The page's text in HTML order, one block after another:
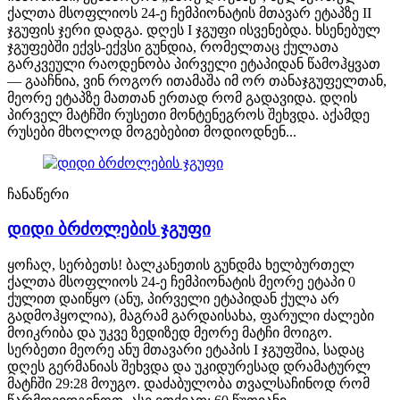
ქალთა მსოფლიოს 24-ე ჩემპიონატის მთავარ ეტაპზე II
ჯგუფის ჯერი დადგა. დღეს I ჯგუფი ისვენებდა. ხსენებულ
ჯგუფებში ექვს-ექვსი გუნდია, რომელთაც ქულათა
გარკვეული რაოდენობა პირველი ეტაპიდან წამოჰყვათ
— გააჩნია, ვინ როგორ ითამაშა იმ ორ თანაჯგუფელთან,
მეორე ეტაპზე მათთან ერთად რომ გადავიდა. დღის
პირველ მატჩში რუსეთი მონტენეგროს შეხვდა. აქამდე
რუსები მხოლოდ მოგებებით მოდიოდნენ...
ჩანაწერი
დიდი ბრძოლების ჯგუფი
ყოჩაღ, სერბეთს! ბალკანეთის გუნდმა ხელბურთელ
ქალთა მსოფლიოს 24-ე ჩემპიონატის მეორე ეტაპი 0
ქულით დაიწყო (ანუ, პირველი ეტაპიდან ქულა არ
გადმოჰყოლია), მაგრამ გარდაისახა, ფარული ძალები
მოიკრიბა და უკვე ზედიზედ მეორე მატჩი მოიგო.
სერბეთი მეორე ანუ მთავარი ეტაპის I ჯგუფშია, სადაც
დღეს გერმანიას შეხვდა და უკიდურესად დრამატურლ
მატჩში 29:28 მოუგო. დაძაბულობა თვალსაჩინოდ რომ